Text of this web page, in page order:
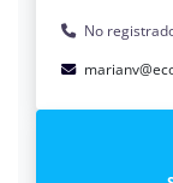
No